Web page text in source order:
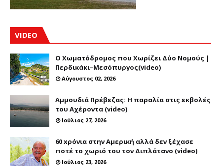
VIDEO
Ο Χωματόδρομος που Χωρίζει Δύο Νομούς |
Περδικάκι–Μεσόπυργος(video)
Αύγουστος 02, 2026
Αμμουδιά Πρέβεζας: Η παραλία στις εκβολές
του Αχέροντα (video)
Ιούλιος 27, 2026
60 xρόνια στην Αμερική αλλά δεν ξέχασε
ποτέ το χωριό του τον Διπλάτανο (video)
Ιούλιος 23, 2026